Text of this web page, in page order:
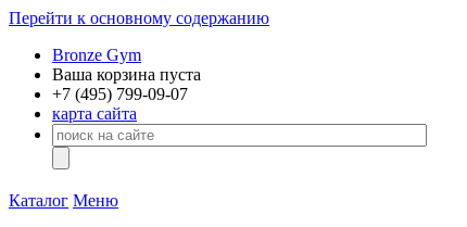
Перейти к основному содержанию
Bronze Gym
Ваша корзина пуста
+7 (495) 799-09-07
карта сайта
Каталог Меню